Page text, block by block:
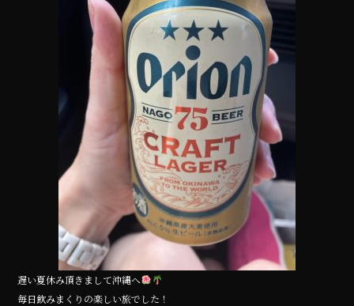
遅い夏休み頂きまして沖縄へ
毎日飲みまくりの楽しい旅でした！